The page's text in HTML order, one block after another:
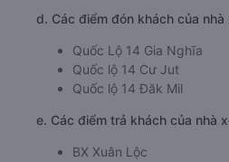
d. Các điểm đón khách của
Quốc Lộ 14 Gia Nghĩa
Quốc lộ 14 Cư Jut
Quốc lộ 14 Đăk Mil
e. Các điểm trả khách của nhà
BX Xuân Lộc